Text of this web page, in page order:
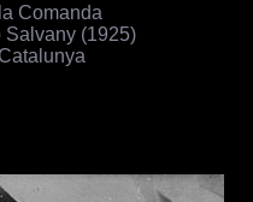
Comanda
Salvany (1925)